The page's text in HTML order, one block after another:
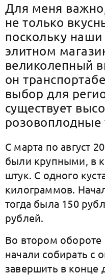
Для меня
не только
поскольку
элитном
великолепный
он
выбор для
существует
розовоплодные
С марта по август
были крупными, в
штук. С одного
килограммов.
тогда была 150
рублей.
Во втором обороте
начали собирать с
завершить в конце